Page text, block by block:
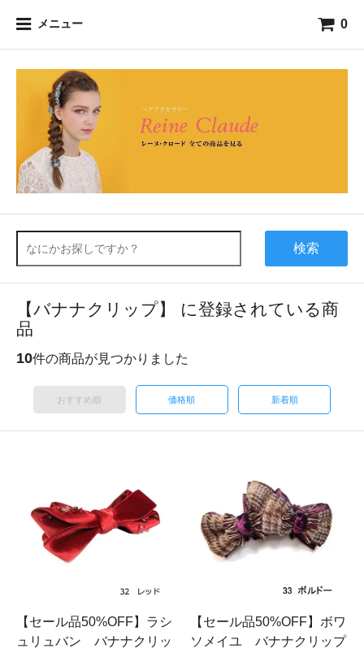
メニュー 0
検索
【バナナクリップ】 に登録されている商
品
10件の商品が見つかりました
おすすめ順 価格順 新着順
【セール品50%OFF】ラシ
ュリュバン バナナクリッ
【セール品50%OFF】ボワ
ソメイユ バナナクリップ